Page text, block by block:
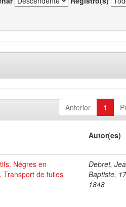
Anterior 1
Autor(es)
Négres en
Transport de tuiles
Debret,
Baptiste,
1848